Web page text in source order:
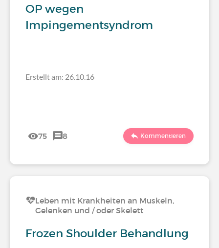
OP wegen
Impingementsyndrom
Erstellt am: 26.10.16
75 8 Kommentieren
Leben mit Krankheiten an Muskeln,
Gelenken und / oder Skelett
Frozen Shoulder Behandlung